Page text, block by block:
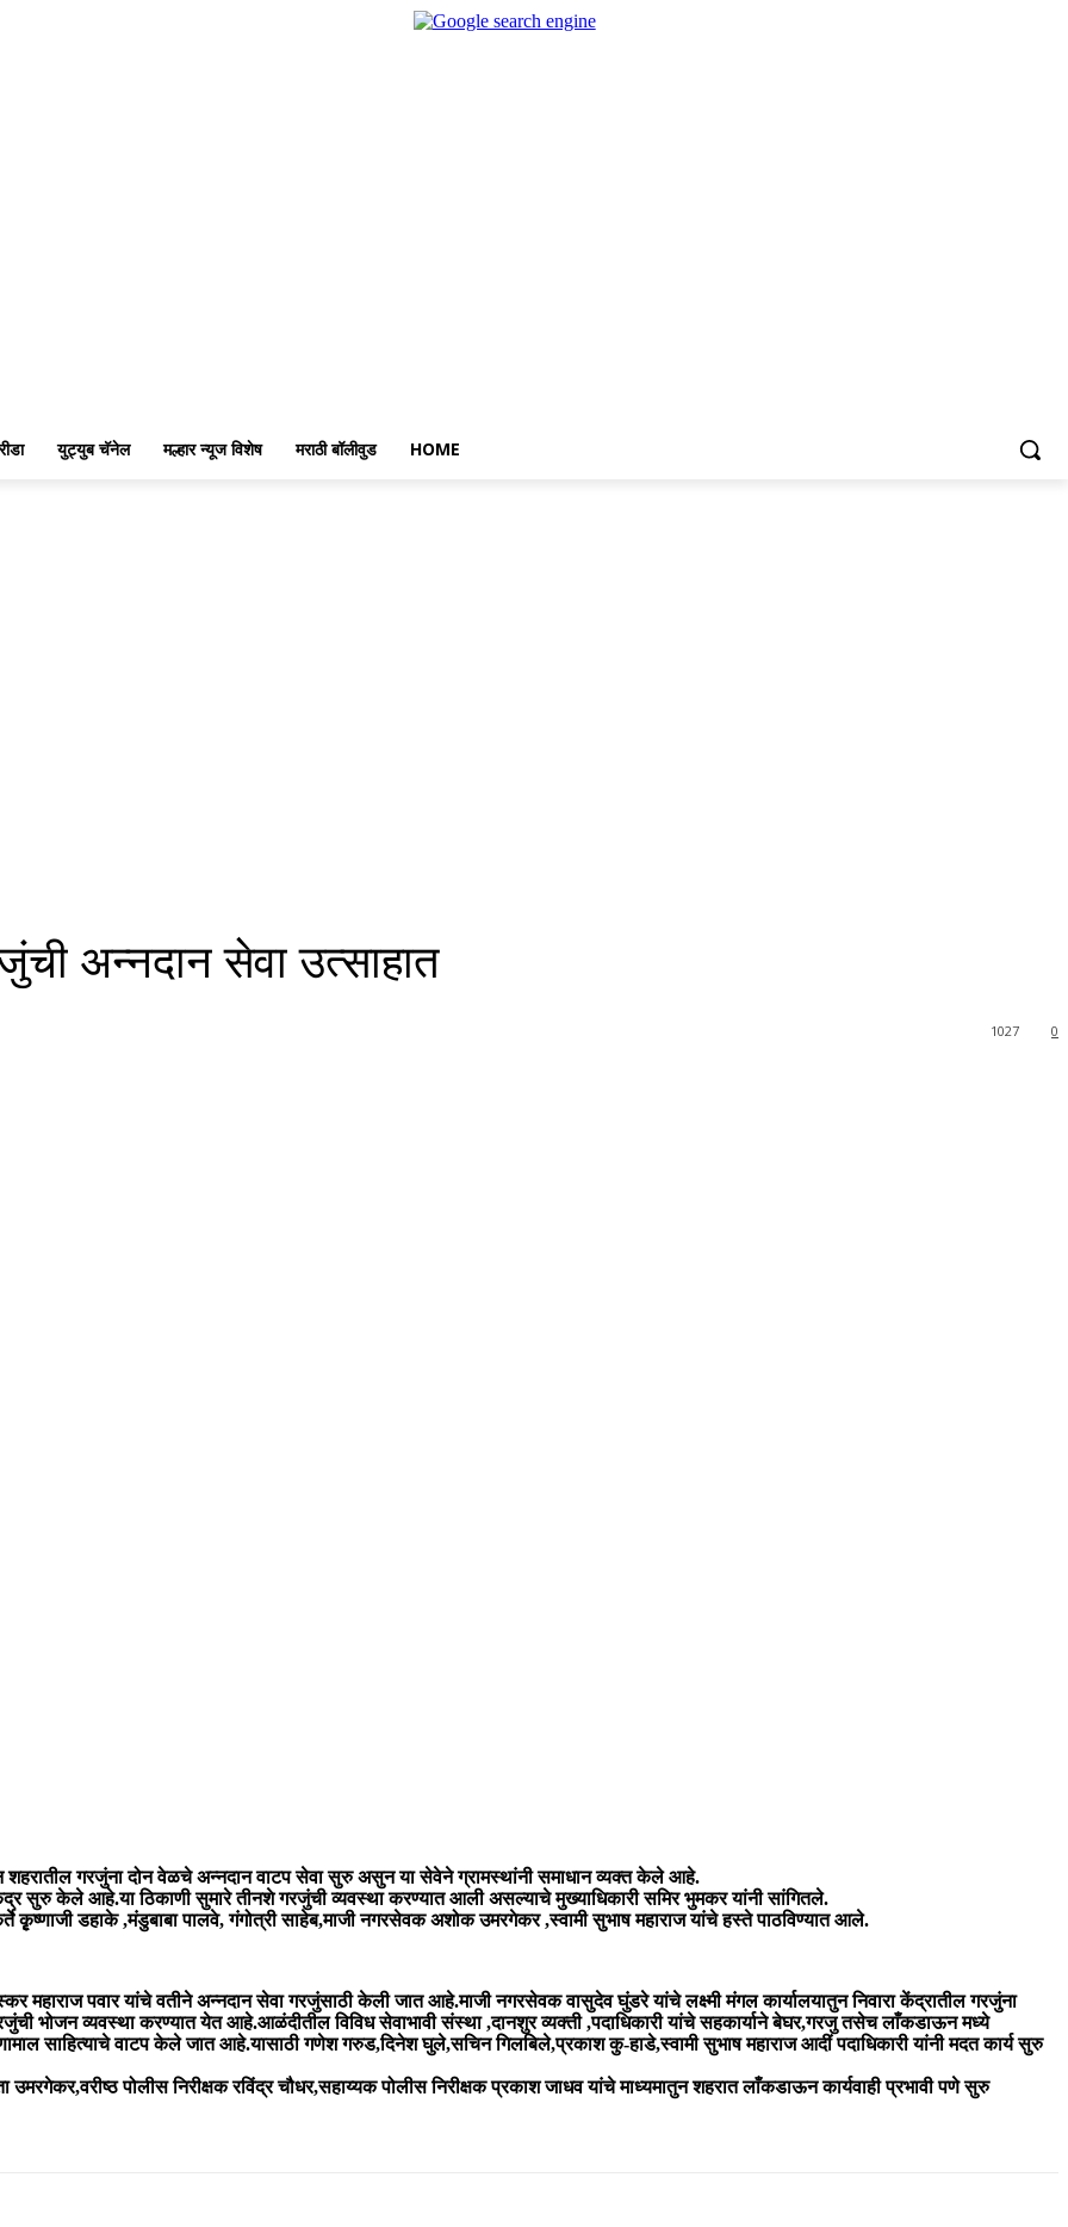
युट्युब चॅनेल मल्हार न्यूज विशेष मराठी बॉलीवुड HOME
अन्नदान सेवा उत्साहात
0
1027
शहरातील गरजुंना दोन वेळचे अन्नदान वाटप सेवा सुरु असुन या सेवेने ग्रामस्थांनी समाधान व्यक्त केले आहे.
सुरु केले आहे.या ठिकाणी सुमारे तीनशे गरजुंची व्यवस्था करण्यात आली असल्याचे मुख्याधिकारी समिर भुमकर यांनी सांगितले.
कृृृष्णाजी डहाके ,मंडुबाबा पालवे, गंगोत्री साहेब,माजी नगरसेवक अशोक उमरगेकर ,स्वामी सुभाष महाराज यांचे हस्ते पाठविण्यात आले.
महाराज पवार यांचे वतीने अन्नदान सेवा गरजुंसाठी केली जात आहे.माजी नगरसेवक वासुदेव घुंडरे यांचे लक्ष्मी मंगल कार्यालयातुन निवारा केंद्रातील गरजुंना
भोजन व्यवस्था करण्यात येत आहे.आळंदीतील विविध सेवाभावी संस्था ,दानशुर व्यक्ती ,पदाधिकारी यांचे सहकार्याने बेघर,गरजु तसेच लाँकडाऊन मध्ये
साहित्याचे वाटप केले जात आहे.यासाठी गणेश गरुड,दिनेश घुले,सचिन गिलबिले,प्रकाश कु-हाडे,स्वामी सुभाष महाराज आदीं पदाधिकारी यांनी मदत कार्य सुरु
पोलीस निरीक्षक रविंद्र चौधर,सहाय्यक पोलीस निरीक्षक प्रकाश जाधव यांचे माध्यमातुन शहरात लाँकडाऊन कार्यवाही प्रभावी पणे सुरु